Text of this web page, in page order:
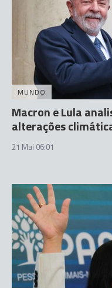
MUNDO
Macron e Lula
alterações
21 Mai 06:01